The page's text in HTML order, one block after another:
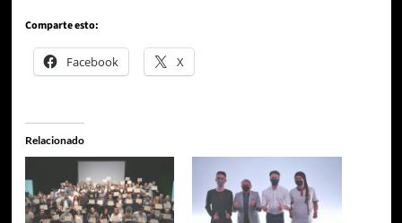
Comparte esto:
Facebook X
Relacionado